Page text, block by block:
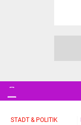
STADT & POLITIK